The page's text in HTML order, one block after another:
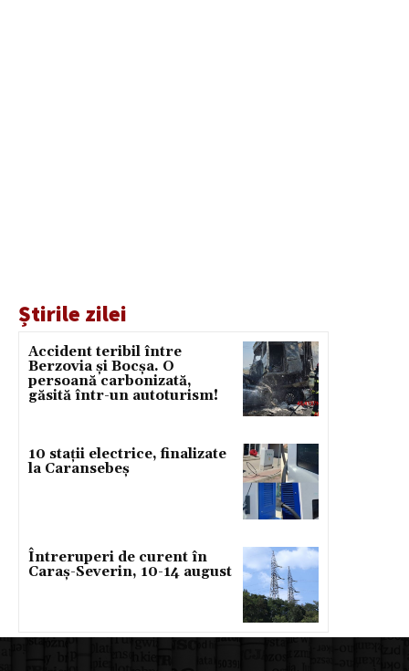
Știrile zilei
Accident teribil între
Berzovia și Bocșa. O
persoană carbonizată,
găsită într-un autoturism!
10 stații electrice, finalizate
la Caransebeș
Întreruperi de curent în
Caraș-Severin, 10-14 august